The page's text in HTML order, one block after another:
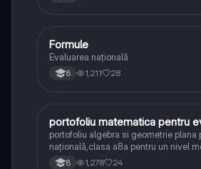
Matematică
Formule
Evaluarea națională
8 1,211 28
Matematică
portofoliu matematica pentru
portofoliu algebra si geometrie plana
națională,clasa a8a pentru un nivel
8 1,278 24